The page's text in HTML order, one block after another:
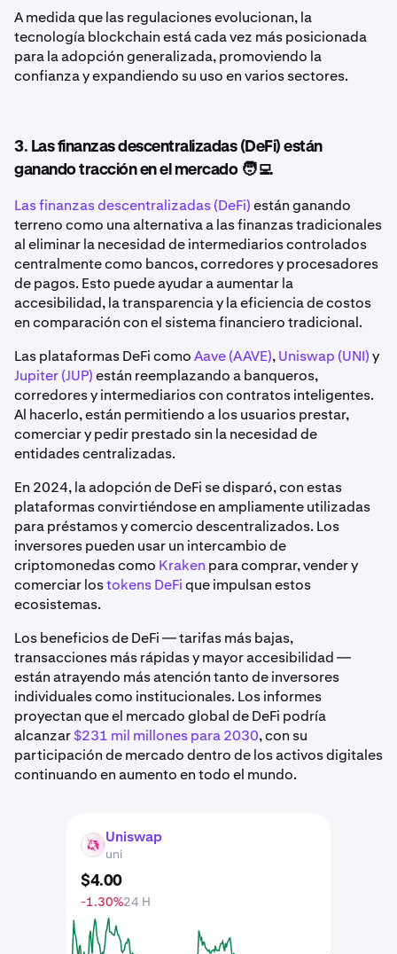
A medida que las regulaciones evolucionan, la
tecnología blockchain está cada vez más posicionada
para la adopción generalizada, promoviendo la
confianza y expandiendo su uso en varios sectores.
3. Las finanzas descentralizadas (DeFi) están
ganando tracción en el mercado 🧑‍💻
Las finanzas descentralizadas (DeFi)están ganando
terreno como una alternativa a las finanzas tradicionales
al eliminar la necesidad de intermediarios controlados
centralmente como bancos, corredores y procesadores
de pagos. Esto puede ayudar a aumentar la
accesibilidad, la transparencia y la eficiencia de costos
en comparación con el sistema financiero tradicional.
Las plataformas DeFi comoAave (AAVE),Uniswap (UNI)y
Jupiter (JUP)están reemplazando a banqueros,
corredores y intermediarios con contratos inteligentes.
Al hacerlo, están permitiendo a los usuarios prestar,
comerciar y pedir prestado sin la necesidad de
entidades centralizadas.
En 2024, la adopción de DeFi se disparó, con estas
plataformas convirtiéndose en ampliamente utilizadas
para préstamos y comercio descentralizados. Los
inversores pueden usar un intercambio de
criptomonedas como Kraken para comprar, vender y
comerciar lostokens DeFique impulsan estos
ecosistemas.
Los beneficios de DeFi — tarifas más bajas,
transacciones más rápidas y mayor accesibilidad —
están atrayendo más atención tanto de inversores
individuales como institucionales. Los informes
proyectan que el mercado global de DeFi podría
alcanzar$231 mil millones para 2030, con su
participación de mercado dentro de los activos digitales
continuando en aumento en todo el mundo.
UNI Uniswap
uni
$4.00
-1.30%24 H